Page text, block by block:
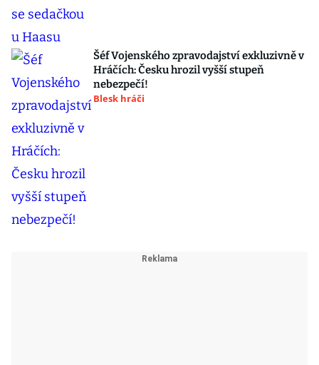
Šéf Vojenského zpravodajství exkluzivně v
Hráčích: Česku hrozil vyšší stupeň
nebezpečí!
Blesk hráči